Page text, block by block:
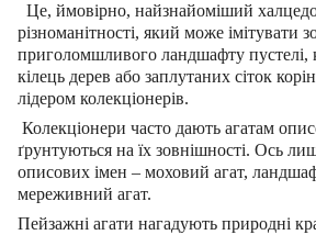
Це, ймовірно, найзнайоміший
різноманітності, який може імітувати
приголомшливого ландшафту пустелі,
кілець дерев або заплутаних сіток
лідером колекціонерів.
Колекціонери часто дають агатам
ґрунтуються на їх зовнішності. Ось
описових імен – моховий агат,
мереживний агат.
Пейзажні агати нагадують природні